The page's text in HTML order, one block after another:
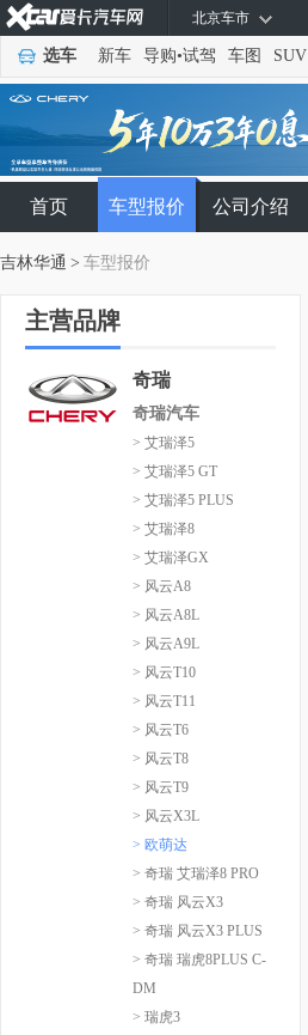
北京车市
选车 新车 导购•试驾 车图 SUV
首页 车型报价 公司介绍
吉林华通 > 车型报价
主营品牌
奇瑞
奇瑞汽车
> 艾瑞泽5
> 艾瑞泽5 GT
> 艾瑞泽5 PLUS
> 艾瑞泽8
> 艾瑞泽GX
> 风云A8
> 风云A8L
> 风云A9L
> 风云T10
> 风云T11
> 风云T6
> 风云T8
> 风云T9
> 风云X3L
> 欧萌达
> 奇瑞 艾瑞泽8 PRO
> 奇瑞 风云X3
> 奇瑞 风云X3 PLUS
> 奇瑞 瑞虎8PLUS C-
DM
> 瑞虎3